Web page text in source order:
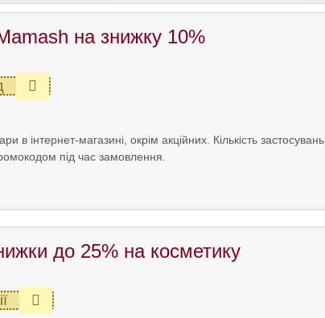
на знижку 10%
в інтернет-магазині, окрім акційних. Кількість застосувань
під час замовлення.
до 25% на косметику